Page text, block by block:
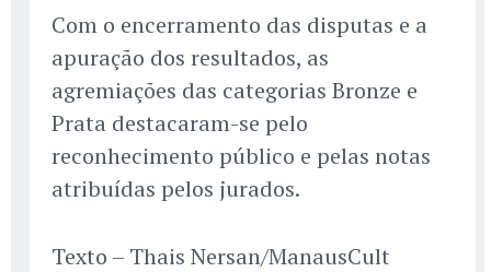
Com o encerramento das disputas e a
apuração dos resultados, as
agremiações das categorias Bronze e
Prata destacaram-se pelo
reconhecimento público e pelas notas
atribuídas pelos jurados.
Texto – Thais Nersan/ManausCult